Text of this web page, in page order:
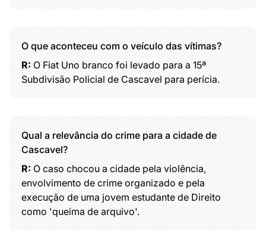
O que aconteceu com o veículo das vítimas?
R:O Fiat Uno branco foi levado para a 15ª
Subdivisão Policial de Cascavel para perícia.
Qual a relevância do crime para a cidade de
Cascavel?
R:O caso chocou a cidade pela violência,
envolvimento de crime organizado e pela
execução de uma jovem estudante de Direito
como 'queima de arquivo'.